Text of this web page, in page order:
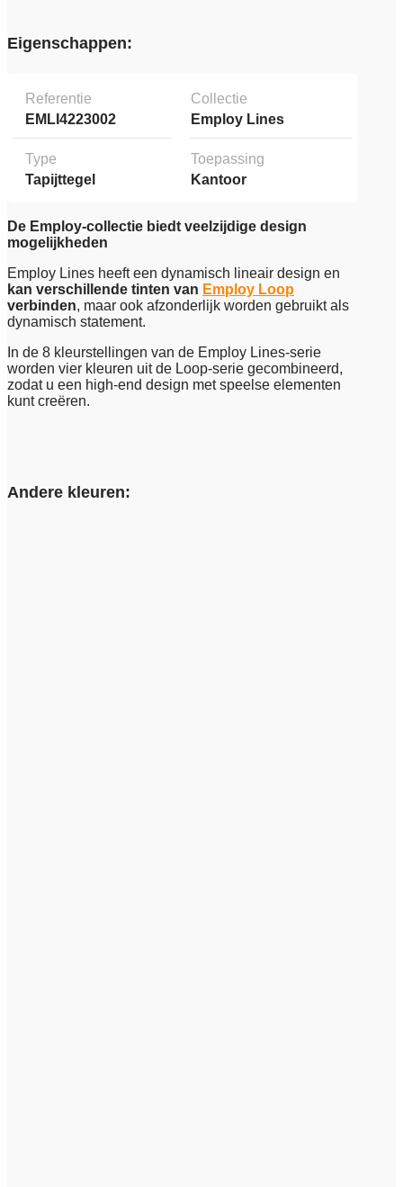
Eigenschappen:
Referentie
EMLI4223002
Collectie
Employ Lines
Type
Tapijttegel
Toepassing
Kantoor
De Employ-collectie biedt veelzijdige design
mogelijkheden
Employ Lines heeft een dynamisch lineair design en
kan verschillende tinten van Employ Loop
verbinden, maar ook afzonderlijk worden gebruikt als
dynamisch statement.
In de 8 kleurstellingen van de Employ Lines-serie
worden vier kleuren uit de Loop-serie gecombineerd,
zodat u een high-end design met speelse elementen
kunt creëren.
Andere kleuren: